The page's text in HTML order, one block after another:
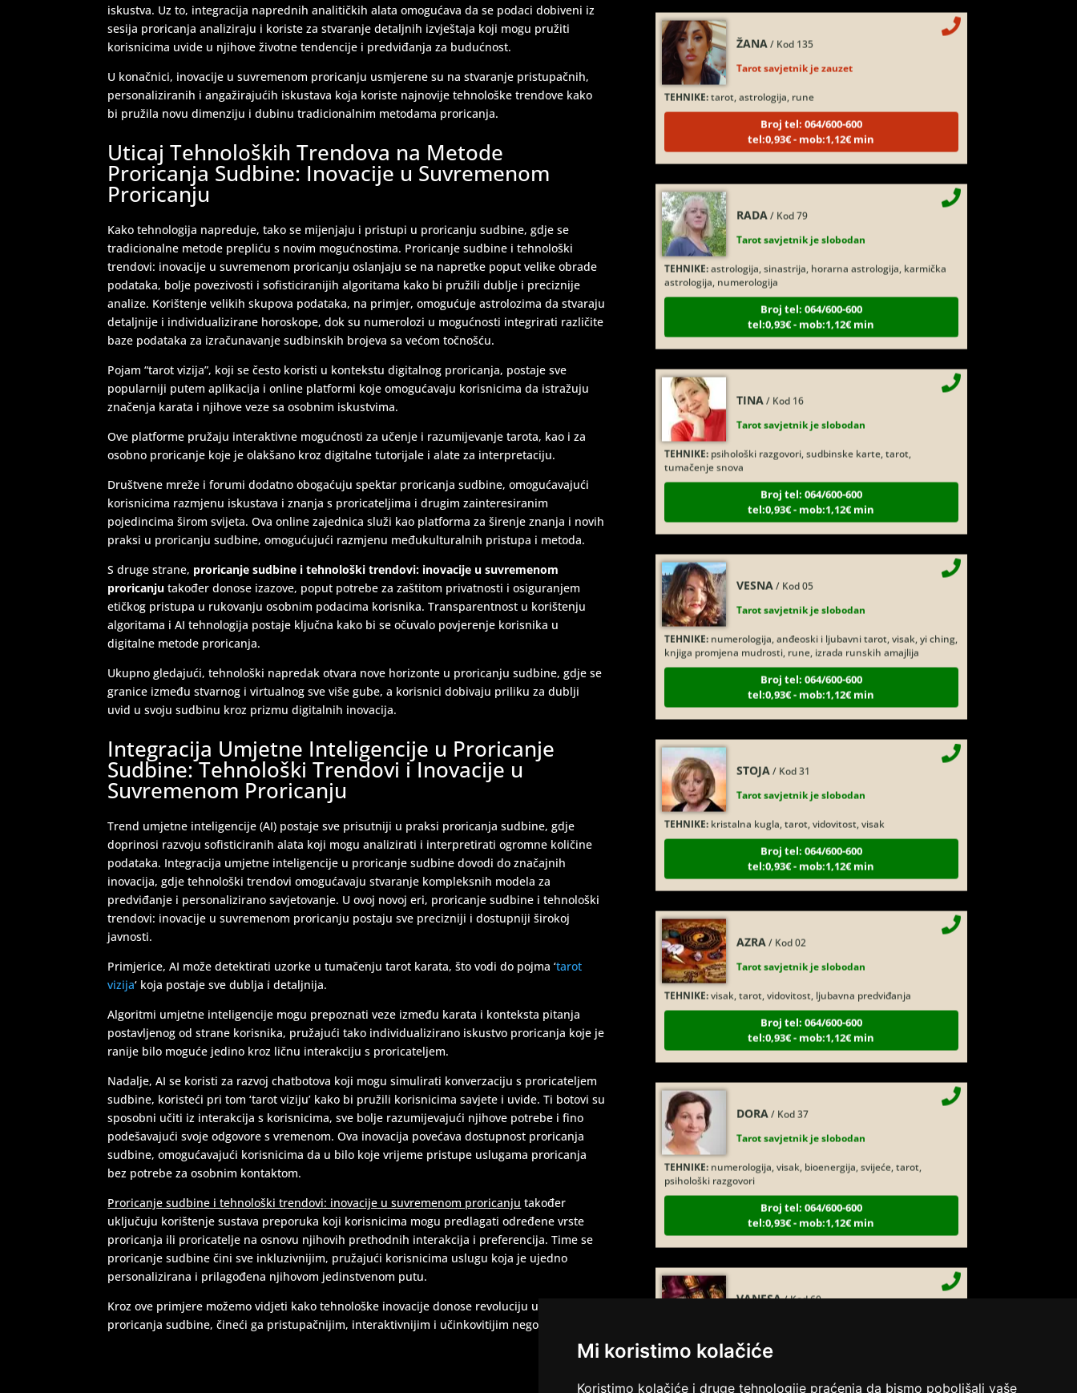
Mi koristimo kolačiće
Koristimo kolačiće i druge tehnologije praćenja da bismo poboljšali vaše
iskustva. Uz to, integracija naprednih analitičkih alata omogućava da se podaci dobiveni iz
sesija proricanja analiziraju i koriste za stvaranje detaljnih izvještaja koji mogu pružiti
korisnicima uvide u njihove životne tendencije i predviđanja za budućnost.
U konačnici, inovacije u suvremenom proricanju usmjerene su na stvaranje pristupačnih,
personaliziranih i angažirajućih iskustava koja koriste najnovije tehnološke trendove kako
bi pružila novu dimenziju i dubinu tradicionalnim metodama proricanja.
Uticaj Tehnoloških Trendova na Metode
Proricanja Sudbine: Inovacije u Suvremenom
Proricanju
Kako tehnologija napreduje, tako se mijenjaju i pristupi u proricanju sudbine, gdje se
tradicionalne metode prepliću s novim mogućnostima. Proricanje sudbine i tehnološki
trendovi: inovacije u suvremenom proricanju oslanjaju se na napretke poput velike obrade
podataka, bolje povezivosti i sofisticiranijih algoritama kako bi pružili dublje i preciznije
analize. Korištenje velikih skupova podataka, na primjer, omogućuje astrolozima da stvaraju
detaljnije i individualizirane horoskope, dok su numerolozi u mogućnosti integrirati različite
baze podataka za izračunavanje sudbinskih brojeva sa većom točnošću.
Pojam “tarot vizija”, koji se često koristi u kontekstu digitalnog proricanja, postaje sve
popularniji putem aplikacija i online platformi koje omogućavaju korisnicima da istražuju
značenja karata i njihove veze sa osobnim iskustvima.
Ove platforme pružaju interaktivne mogućnosti za učenje i razumijevanje tarota, kao i za
osobno proricanje koje je olakšano kroz digitalne tutorijale i alate za interpretaciju.
Društvene mreže i forumi dodatno obogaćuju spektar proricanja sudbine, omogućavajući
korisnicima razmjenu iskustava i znanja s proricateljima i drugim zainteresiranim
pojedincima širom svijeta. Ova online zajednica služi kao platforma za širenje znanja i novih
praksi u proricanju sudbine, omogućujući razmjenu međukulturalnih pristupa i metoda.
S druge strane, proricanje sudbine i tehnološki trendovi: inovacije u suvremenom
proricanju također donose izazove, poput potrebe za zaštitom privatnosti i osiguranjem
etičkog pristupa u rukovanju osobnim podacima korisnika. Transparentnost u korištenju
algoritama i AI tehnologija postaje ključna kako bi se očuvalo povjerenje korisnika u
digitalne metode proricanja.
Ukupno gledajući, tehnološki napredak otvara nove horizonte u proricanju sudbine, gdje se
granice između stvarnog i virtualnog sve više gube, a korisnici dobivaju priliku za dublji
uvid u svoju sudbinu kroz prizmu digitalnih inovacija.
Integracija Umjetne Inteligencije u Proricanje
Sudbine: Tehnološki Trendovi i Inovacije u
Suvremenom Proricanju
Trend umjetne inteligencije (AI) postaje sve prisutniji u praksi proricanja sudbine, gdje
doprinosi razvoju sofisticiranih alata koji mogu analizirati i interpretirati ogromne količine
podataka. Integracija umjetne inteligencije u proricanje sudbine dovodi do značajnih
inovacija, gdje tehnološki trendovi omogućavaju stvaranje kompleksnih modela za
predviđanje i personalizirano savjetovanje. U ovoj novoj eri, proricanje sudbine i tehnološki
trendovi: inovacije u suvremenom proricanju postaju sve precizniji i dostupniji širokoj
javnosti.
Primjerice, AI može detektirati uzorke u tumačenju tarot karata, što vodi do pojma ‘tarot
vizija‘ koja postaje sve dublja i detaljnija.
Algoritmi umjetne inteligencije mogu prepoznati veze između karata i konteksta pitanja
postavljenog od strane korisnika, pružajući tako individualizirano iskustvo proricanja koje je
ranije bilo moguće jedino kroz ličnu interakciju s proricateljem.
Nadalje, AI se koristi za razvoj chatbotova koji mogu simulirati konverzaciju s proricateljem
sudbine, koristeći pri tom ‘tarot viziju’ kako bi pružili korisnicima savjete i uvide. Ti botovi su
sposobni učiti iz interakcija s korisnicima, sve bolje razumijevajući njihove potrebe i fino
podešavajući svoje odgovore s vremenom. Ova inovacija povećava dostupnost proricanja
sudbine, omogućavajući korisnicima da u bilo koje vrijeme pristupe uslugama proricanja
bez potrebe za osobnim kontaktom.
Proricanje sudbine i tehnološki trendovi: inovacije u suvremenom proricanju također
uključuju korištenje sustava preporuka koji korisnicima mogu predlagati određene vrste
proricanja ili proricatelje na osnovu njihovih prethodnih interakcija i preferencija. Time se
proricanje sudbine čini sve inkluzivnijim, pružajući korisnicima uslugu koja je ujedno
personalizirana i prilagođena njihovom jedinstvenom putu.
Kroz ove primjere možemo vidjeti kako tehnološke inovacije donose revoluciju u polju
proricanja sudbine, čineći ga pristupačnijim, interaktivnijim i učinkovitijim nego ikada prije.
ŽANA
Tarot savjetnik je zauzet
TEHNIKE:tarot, astrologija, rune
Broj tel: 064/600-600
tel:0,93€ - mob:1,12€ min
RADA
Tarot savjetnik je slobodan
TEHNIKE:astrologija, sinastrija, horarna astrologija, karmička
astrologija, numerologija
Broj tel: 064/600-600
tel:0,93€ - mob:1,12€ min
TINA
Tarot savjetnik je slobodan
TEHNIKE:psihološki razgovori, sudbinske karte, tarot,
tumačenje snova
tel:0,93€ - mob:1,12€ min
VESNA
Tarot savjetnik je slobodan
TEHNIKE:numerologija, anđeoski i ljubavni tarot, visak, yi ching,
knjiga promjena mudrosti, rune, izrada runskih amajlija
Broj tel: 064/600-600
tel:0,93€ - mob:1,12€ min
STOJA
Tarot savjetnik je slobodan
TEHNIKE:kristalna kugla, tarot, vidovitost, visak
Broj tel: 064/600-600
tel:0,93€ - mob:1,12€ min
AZRA
Tarot savjetnik je slobodan
TEHNIKE:visak, tarot, vidovitost, ljubavna predviđanja
Broj tel: 064/600-600
tel:0,93€ - mob:1,12€ min
DORA
Tarot savjetnik je slobodan
TEHNIKE:
numerologija, visak, bioenergija, svijeće, tarot,
psihološki razgovori
tel:0,93€ - mob:1,12€ min
VANESA
Tarot savjetnik je slobodan
Broj tel: 064/600-600